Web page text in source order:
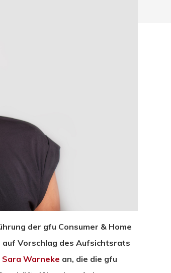
der gfu Consumer & Home
auf Vorschlag des Aufsichtsrats
Sara Warneke an, die die gfu